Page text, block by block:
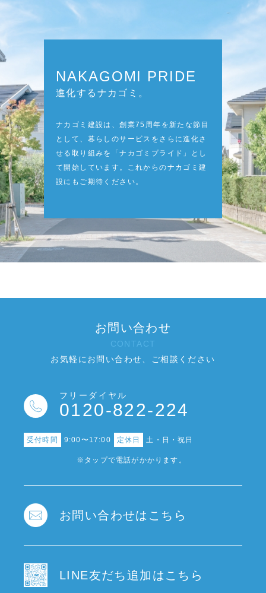
NAKAGOMI PRIDE
進化するナカゴミ。
ナカゴミ建設は、創業75周年を新たな節目
として、暮らしのサービスをさらに進化さ
せる取り組みを「ナカゴミプライド」とし
て開始しています。これからのナカゴミ建
設にもご期待ください。
お問い合わせ
CONTACT
お気軽にお問い合わせ、ご相談ください
フリーダイヤル
0120-822-224
受付時間 9:00〜17:00 定休日 土・日・祝日
※タップで電話がかかります。
お問い合わせはこちら
LINE友だち追加はこちら